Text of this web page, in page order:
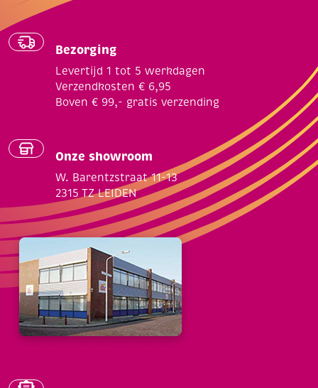
Bezorging
Levertijd 1 tot 5 werkdagen
Verzendkosten € 6,95
Boven € 99,- gratis verzending
Onze showroom
W. Barentzstraat 11-13
2315 TZ LEIDEN